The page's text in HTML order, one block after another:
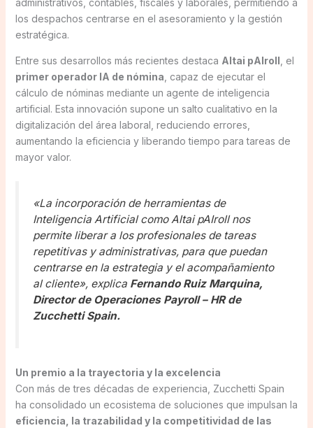
los despachos centrarse en el asesoramiento y la gestión
estratégica.
Entre sus desarrollos más recientes destaca Altai pAIroll , el
primer operador IA de nómina , capaz de ejecutar el
cálculo de nóminas mediante un agente de inteligencia
artificial. Esta innovación supone un salto cualitativo en la
digitalización del área laboral, reduciendo errores,
aumentando la eficiencia y liberando tiempo para tareas de
mayor valor.
«La incorporación de herramientas de
Inteligencia Artificial como Altai pAIroll nos
permite liberar a los profesionales de tareas
repetitivas y administrativas, para que puedan
centrarse en la estrategia y el acompañamiento
al cliente», explica Fernando Ruiz Marquina,
Director de Operaciones Payroll – HR de
Zucchetti Spain.
Un premio a la trayectoria y la excelencia
Con más de tres décadas de experiencia, Zucchetti Spain
ha consolidado un ecosistema de soluciones que impulsan la
eficiencia, la trazabilidad y la competitividad de las